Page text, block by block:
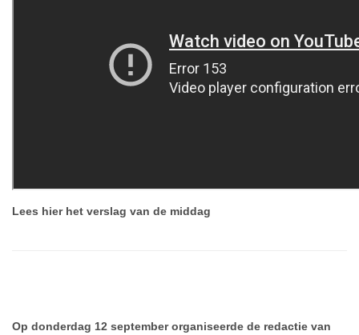
Lees hier het verslag van de middag
Op donderdag 12 september organiseerde de redactie van